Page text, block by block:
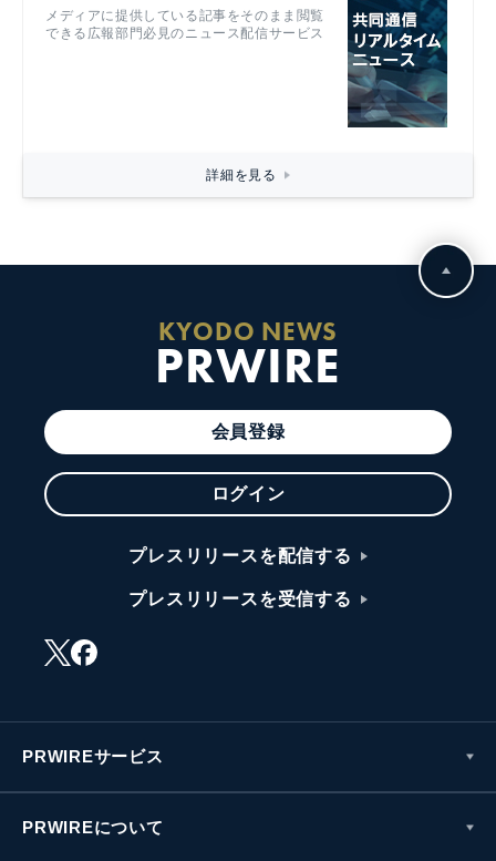
メディアに提供している記事をそのまま閲覧
できる広報部門必見のニュース配信サービス
詳細を見る
KYODO NEWS
PRWIRE
会員登録
ログイン
プレスリリースを配信する
プレスリリースを受信する
PRWIREサービス
PRWIREについて